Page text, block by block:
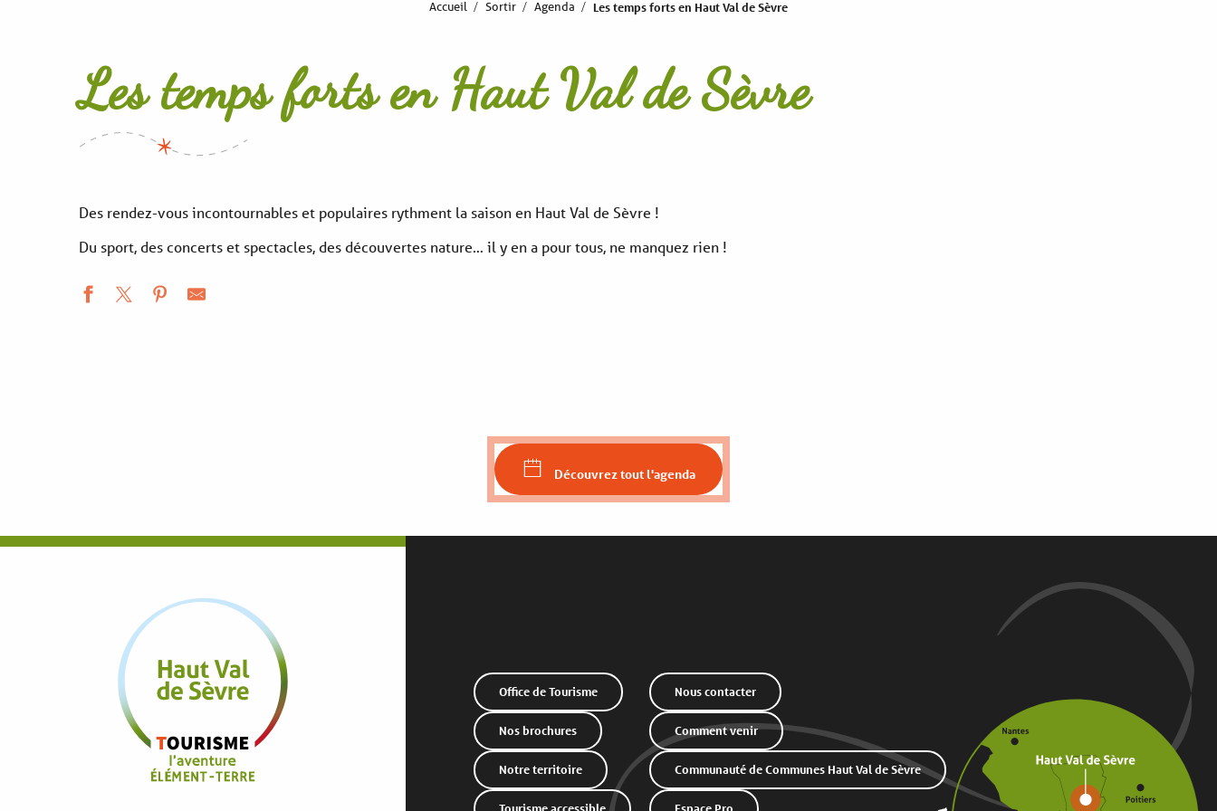
Accueil Sortir Agenda Les temps forts en Haut Val de Sèvre
Les temps forts en Haut Val de Sèvre
Des rendez-vous incontournables et populaires rythment la saison en Haut Val de Sèvre !
Du sport, des concerts et spectacles, des découvertes nature… il y en a pour tous, ne manquez rien !
Découvrez tout l'agenda
Office de Tourisme Nous contacter
Nos brochures Comment venir
Notre territoire Communauté de Communes Haut Val de Sèvre